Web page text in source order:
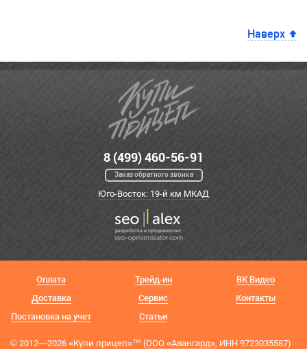
Наверх
8 (499) 460-56-91
Заказ обратного звонка
Юго-Восток: 19-й км МКАД
Оплата
Доставка
Постановка на учет
Трейд-ин
Сервис
Статьи
ВК Видео
Контакты
© 2012—2026 «Купи прицеп»™ (ООО «Авангард», ИНН 9723035587)